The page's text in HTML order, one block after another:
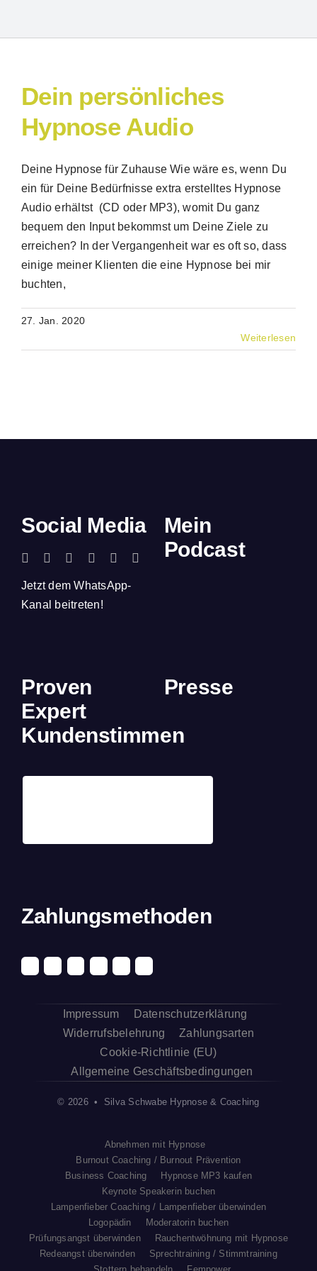
Dein persönliches
Hypnose Audio
Deine Hypnose für Zuhause Wie wäre es, wenn Du
ein für Deine Bedürfnisse extra erstelltes Hypnose
Audio erhältst (CD oder MP3), womit Du ganz
bequem den Input bekommst um Deine Ziele zu
erreichen? In der Vergangenheit war es oft so, dass
einige meiner Klienten die eine Hypnose bei mir
buchten,
27. Jan. 2020
Weiterlesen
Social Media
Jetzt dem WhatsApp-
Kanal beitreten!
Mein
Podcast
Proven
Expert
Kundenstimmen
Presse
Zahlungsmethoden
Impressum
Datenschutzerklärung
Widerrufsbelehrung
Zahlungsarten
Cookie-Richtlinie (EU)
Allgemeine Geschäftsbedingungen
© 2026 • Silva Schwabe Hypnose & Coaching
Abnehmen mit Hypnose
Burnout Coaching / Burnout Prävention
Business Coaching
Hypnose MP3 kaufen
Keynote Speakerin buchen
Lampenfieber Coaching / Lampenfieber überwinden
Logopädin
Moderatorin buchen
Prüfungsangst überwinden
Rauchentwöhnung mit Hypnose
Redeangst überwinden
Sprechtraining / Stimmtraining